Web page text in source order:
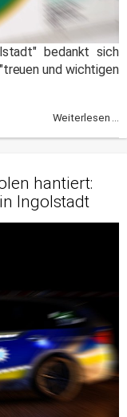
bedankt sich
und wichtigen
Weiterlesen ...
hantiert:
Ingolstadt